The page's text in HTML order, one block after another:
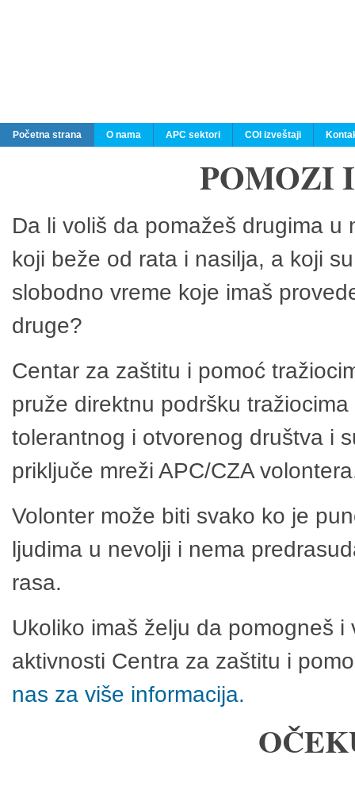
Početna strana O nama APC sektori COI izveštaji
POMOZI
Da li voliš da pomažeš drugima
koji beže od rata i nasilja, a koji
slobodno vreme koje imaš
druge?
Centar za zaštitu i pomoć
pruže direktnu podršku
tolerantnog i otvorenog društva i
priključe mreži APC/CZA
Volonter može biti svako ko je
ljudima u nevolji i nema
rasa.
Ukoliko imaš želju da pomogneš
aktivnosti Centra za zaštitu i
nas za više informacija.